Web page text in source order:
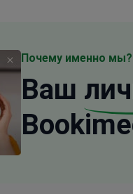
Почему именно мы?
Ваш